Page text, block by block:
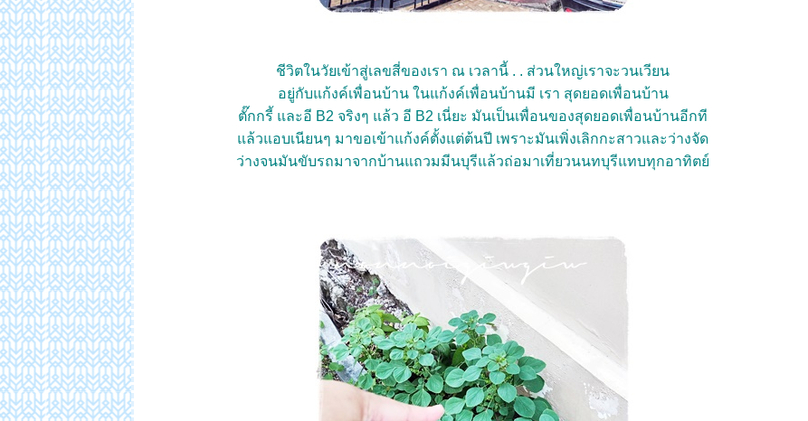
ชีวิตในวัยเข้าสู่เลขสี่ของเรา ณ เวลานี้ . . ส่วนใหญ่เราจะวนเวียน
อยู่กับแก้งค์เพื่อนบ้าน ในแก้งค์เพื่อนบ้านมี เรา สุดยอดเพื่อนบ้าน
ตั๊กกรี้ และอี B2 จริงๆ แล้ว อี B2 เนี่ยะ มันเป็นเพื่อนของสุดยอดเพื่อนบ้านอีกที
ล้วแอบเนียนๆ มาขอเข้าแก้งค์ตั้งแต่ต้นปี เพราะมันเพิ่งเลิกกะสาวและว่างจัด
ว่างจนมันขับรถมาจากบ้านแถวมมีนบุรีแล้วถ่อมาเที่ยวนนทบุรีแทบทุกอาทิตย์